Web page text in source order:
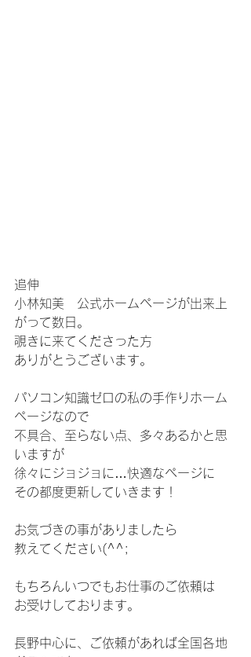
追伸
小林知美　公式ホームページが出来上
がって数日。
覗きに来てくださった方
ありがとうございます。
パソコン知識ゼロの私の手作りホーム
ページなので
不具合、至らない点、多々あるかと思
いますが
徐々にジョジョに…快適なページに
その都度更新していきます！
お気づきの事がありましたら
教えてください(^^;
もちろんいつでもお仕事のご依頼は
お受けしております。
長野中心に、ご依頼があれば全国各地